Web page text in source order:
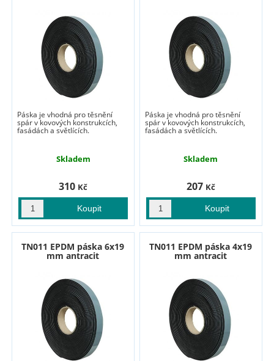
Páska je vhodná pro těsnění
spár v kovových konstrukcích,
fasádách a světlících.
Skladem
310 Kč
Páska je vhodná pro těsnění
spár v kovových konstrukcích,
fasádách a světlících.
Skladem
207 Kč
TN011 EPDM páska 6x19
mm antracit
TN011 EPDM páska 4x19
mm antracit